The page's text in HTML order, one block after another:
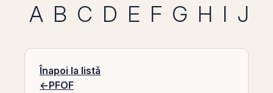
A B C D E F G H I J
Înapoi la listă
←PFOF